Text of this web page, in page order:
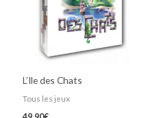
L’Ile des Chats
Tous les jeux